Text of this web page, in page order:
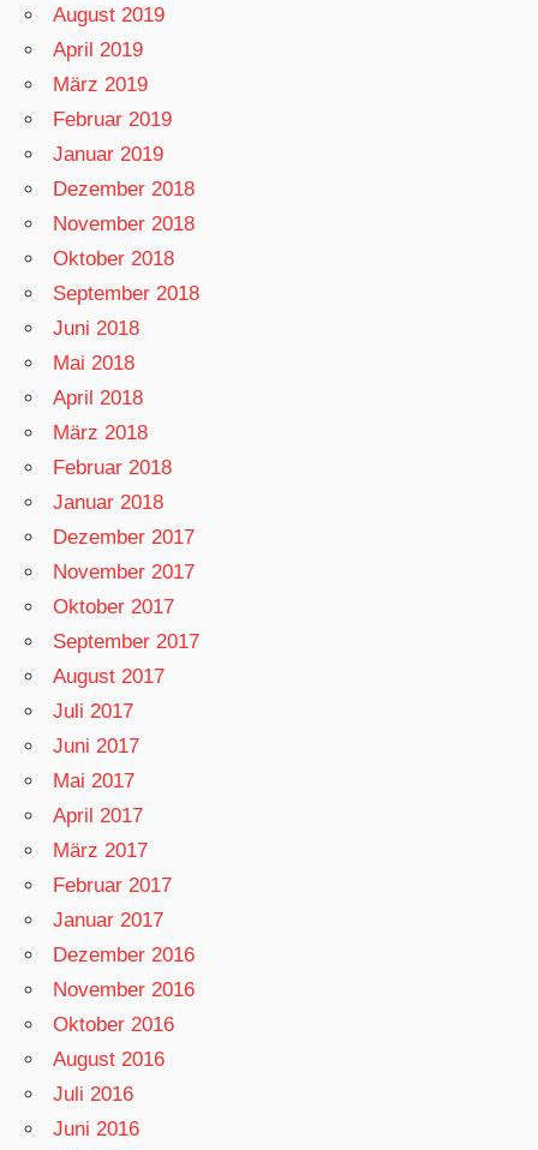
August 2019
April 2019
März 2019
Februar 2019
Januar 2019
Dezember 2018
November 2018
Oktober 2018
September 2018
Juni 2018
Mai 2018
April 2018
März 2018
Februar 2018
Januar 2018
Dezember 2017
November 2017
Oktober 2017
September 2017
August 2017
Juli 2017
Juni 2017
Mai 2017
April 2017
März 2017
Februar 2017
Januar 2017
Dezember 2016
November 2016
Oktober 2016
August 2016
Juli 2016
Juni 2016